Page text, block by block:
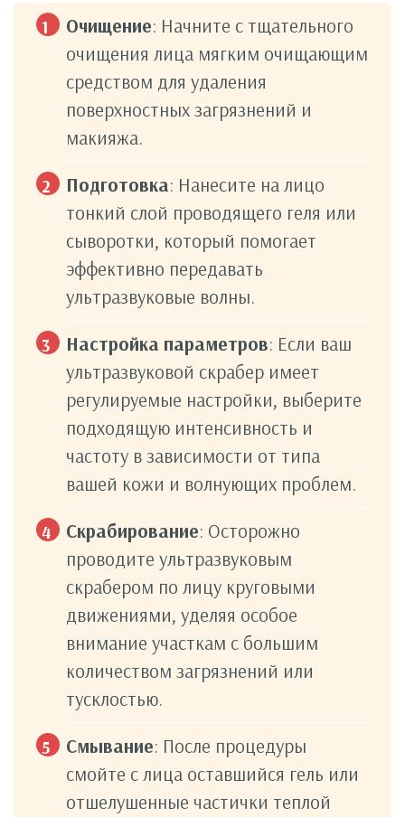
Очищение: Начните с тщательного
очищения лица мягким очищающим
средством для удаления
поверхностных загрязнений и
макияжа.
Подготовка: Нанесите на лицо
тонкий слой проводящего геля или
сыворотки, который помогает
эффективно передавать
ультразвуковые волны.
Настройка параметров: Если ваш
ультразвуковой скрабер имеет
регулируемые настройки, выберите
подходящую интенсивность и
частоту в зависимости от типа
вашей кожи и волнующих проблем.
Скрабирование: Осторожно
проводите ультразвуковым
скрабером по лицу круговыми
движениями, уделяя особое
внимание участкам с большим
количеством загрязнений или
тусклостью.
Смывание: После процедуры
смойте с лица оставшийся гель или
отшелушенные частички теплой